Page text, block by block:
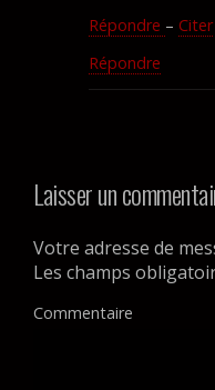
Répondre – Citer
Répondre
Laisser un
Votre adresse de
Les champs
Commentaire